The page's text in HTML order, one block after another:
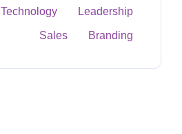
Leadership
Technology
Branding
Sales